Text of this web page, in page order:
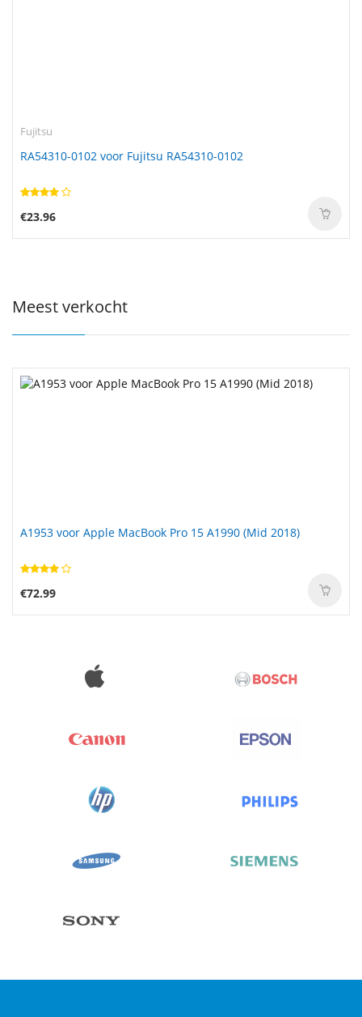
Fujitsu
RA54310-0102 voor Fujitsu RA54310-0102
€23.96
Meest verkocht
A1953 voor Apple MacBook Pro 15 A1990 (Mid 2018)
€72.99